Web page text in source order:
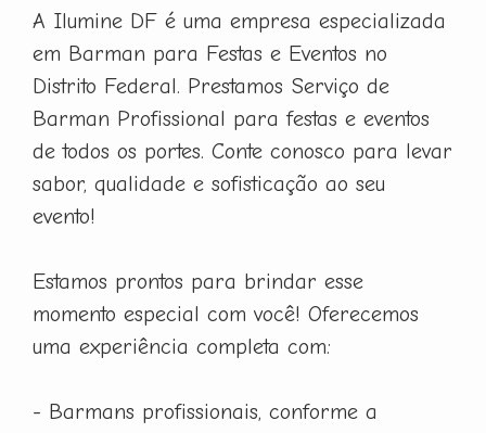
A Ilumine DF é uma empresa especializada
em Barman para Festas e Eventos no
Distrito Federal. Prestamos Serviço de
Barman Profissional para festas e eventos
de todos os portes. Conte conosco para levar
sabor, qualidade e sofisticação ao seu
evento!
Estamos prontos para brindar esse
momento especial com você! Oferecemos
uma experiência completa com:
- Barmans profissionais, conforme a